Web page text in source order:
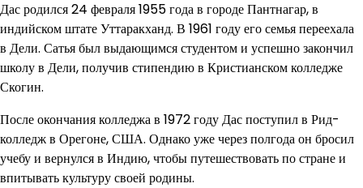
Дас родился 24 февраля 1955 года в городе Пантнагар, в
индийском штате Уттаракханд. В 1961 году его семья переехала
в Дели. Сатья был выдающимся студентом и успешно закончил
школу в Дели, получив стипендию в Кристианском колледже
Скогин.
После окончания колледжа в 1972 году Дас поступил в Рид-
колледж в Орегоне, США. Однако уже через полгода он бросил
учебу и вернулся в Индию, чтобы путешествовать по стране и
впитывать культуру своей родины.